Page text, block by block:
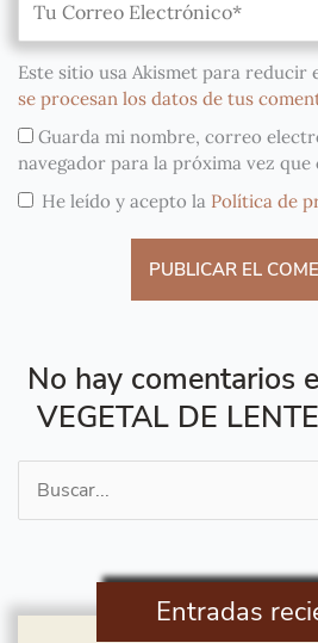
Este sitio usa Akismet para reducir
se procesan los datos de tus
Guarda mi nombre, correo
navegador para la próxima vez que
He leído y acepto la Política de
No hay comentarios
VEGETAL DE
Buscar
por:
Entradas